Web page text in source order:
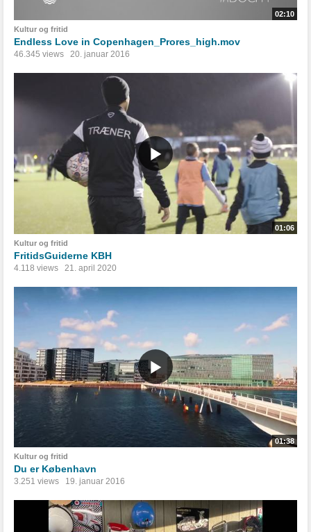
02:10
Kultur og fritid
Endless Love in Copenhagen_Prores_high.mov
46.345 views 20. januar 2016
01:06
Kultur og fritid
FritidsGuiderne KBH
4.118 views 21. april 2020
01:38
Kultur og fritid
Du er København
3.251 views 19. januar 2016